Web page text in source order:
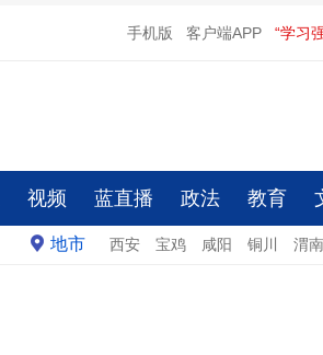
手机版 客户端APP “学习
视频 蓝直播 政法 教育
地市 西安 宝鸡 咸阳 铜川 渭南